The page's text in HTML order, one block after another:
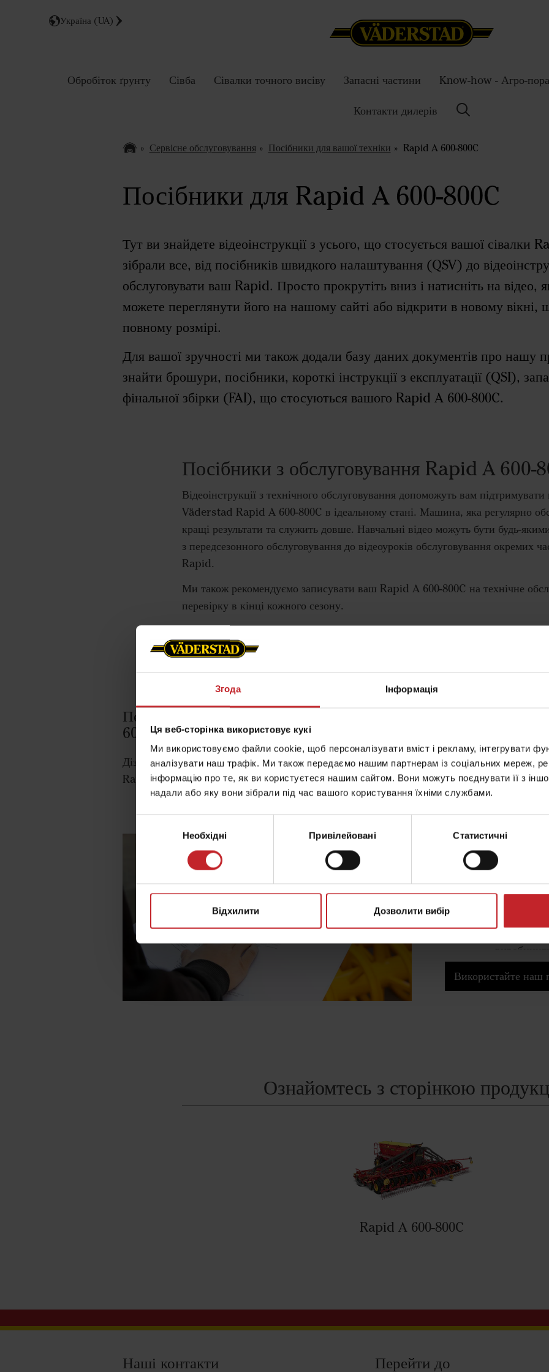
Згода Інформація
Ця веб-сторінка використовує кукі
Ми використовуємо файли cookie, щоб персоналізувати вміст і рекламу, інтегрувати
аналізувати наш трафік. Ми також передаємо нашим партнерам із соціальних мереж,
інформацію про те, як ви користуєтеся нашим сайтом. Вони можуть поєднувати її з
надали або яку вони зібрали під час вашого користування їхніми службами.
згоди
Необхідні Привілейовані Статистичні
Відхилити Дозволити вибір
Україна (UA)
Обробіток ґрунту Сівба Сівалки точного висіву Запасні частини Know-how - Агро-
Контакти дилерів
Сервісне обслуговування Посібники для вашої техніки Rapid A 600-800C
Посібники для Rapid A 600-800C
Тут ви знайдете відеоінструкції з усього, що стосується вашої
зібрали все, від посібників швидкого налаштування (QSV) до
обслуговувати ваш Rapid. Просто прокрутіть вниз і натисніть на відео,
можете переглянути його на нашому сайті або відкрити в новому вікні,
повному розмірі.
Для вашої зручності ми також додали базу даних документів про нашу
знайти брошури, посібники, короткі інструкції з експлуатації (QSI),
фінальної збірки (FAI), що стосуються вашого Rapid A 600-800C.
Посібники з обслуговування Rapid A 600-
Відеоінструкції з технічного обслуговування допоможуть вам
Väderstad Rapid A 600-800C в ідеальному стані. Машина, яка регулярно
кращі результати та служить довше. Навчальні відео можуть бути будь-
з передсезонного обслуговування до відеоуроків обслуговування окремих
Rapid.
Ми також рекомендуємо записувати ваш Rapid A 600-800C на технічне
перевірку в кінці кожного сезону.
Дізнайтеся більше про обслуговування тут.
Передсезонне налаштування: Rapid A
600-800C
Дізнайтеся, як правильно налаштувати вашу сівалку
Rapid перед початком сезону.
Пошук
Ви шукаєте
або посібники
вашої техніки
запасних частин
Використайте наш
Ознайомтесь з сторінкою
Rapid A 600-800C
Наші контакти Перейти до